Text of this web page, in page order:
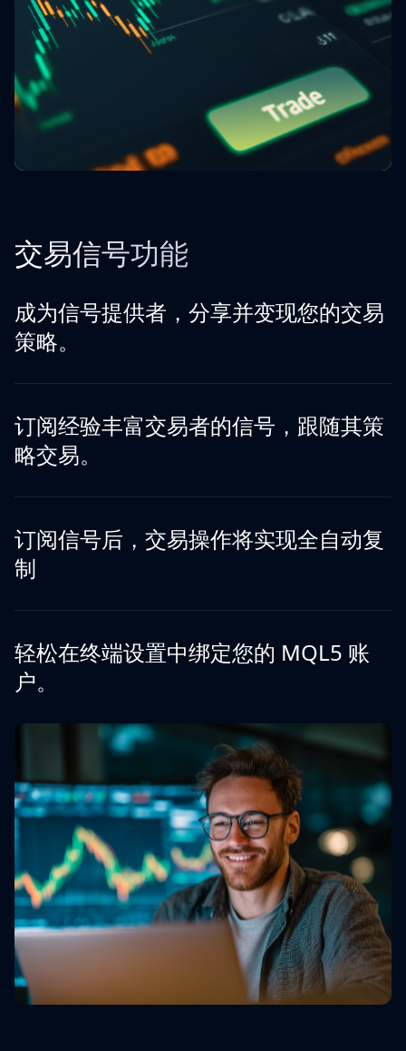
交易信号功能
成为信号提供者，分享并变现您的交易
策略。
订阅经验丰富交易者的信号，跟随其策
略交易。
订阅信号后，交易操作将实现全自动复
制
轻松在终端设置中绑定您的 MQL5 账
户。